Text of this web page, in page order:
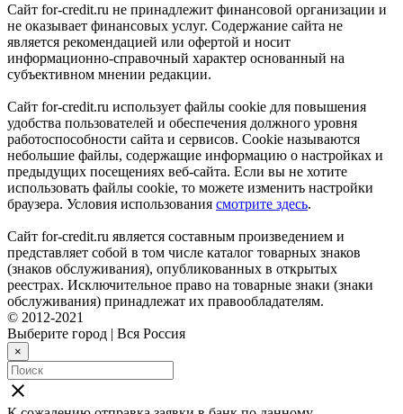
Сайт for-credit.ru не принадлежит финансовой организации и
не оказывает финансовых услуг. Содержание сайта не
является рекомендацией или офертой и носит
информационно-справочный характер основанный на
субъективном мнении редакции.
Сайт for-credit.ru использует файлы cookie для повышения
удобства пользователей и обеспечения должного уровня
работоспособности сайта и сервисов. Cookie называются
небольшие файлы, содержащие информацию о настройках и
предыдущих посещениях веб-сайта. Если вы не хотите
использовать файлы cookie, то можете изменить настройки
браузера. Условия использования смотрите здесь.
Сайт for-credit.ru является составным произведением и
представляет собой в том числе каталог товарных знаков
(знаков обслуживания), опубликованных в открытых
реестрах. Исключительное право на товарные знаки (знаки
обслуживания) принадлежат их правообладателям.
© 2012-2021
Выберите город | Вся Россия
×
close